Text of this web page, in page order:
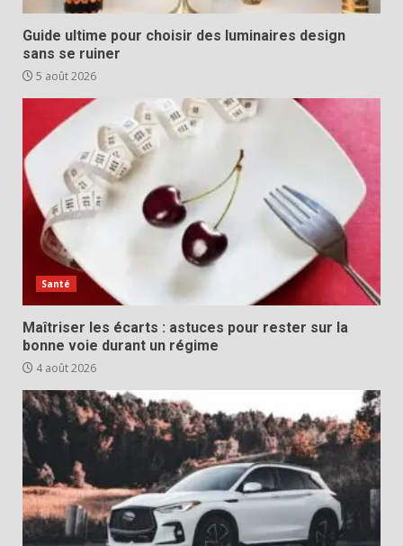
Guide ultime pour choisir des luminaires design
sans se ruiner
5 août 2026
Santé
Maîtriser les écarts : astuces pour rester sur la
bonne voie durant un régime
4 août 2026